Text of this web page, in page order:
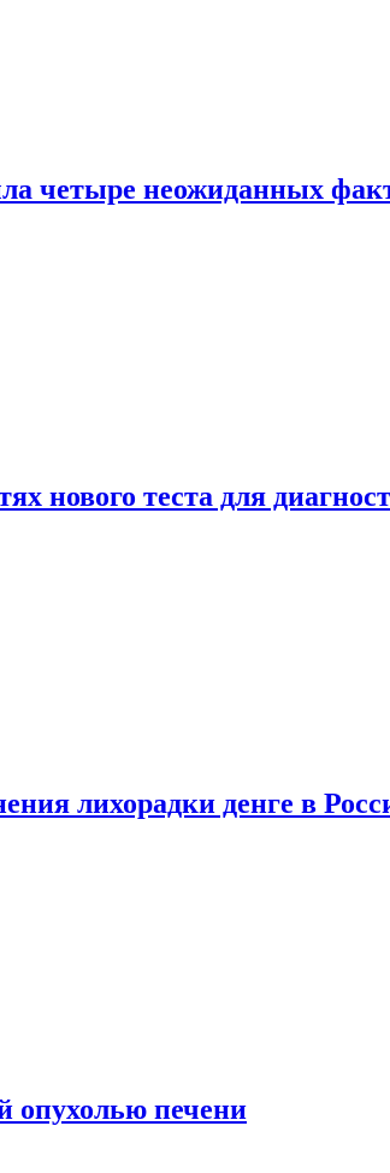
четыре неожиданных
нового теста для
лихорадки денге в
опухолью печени